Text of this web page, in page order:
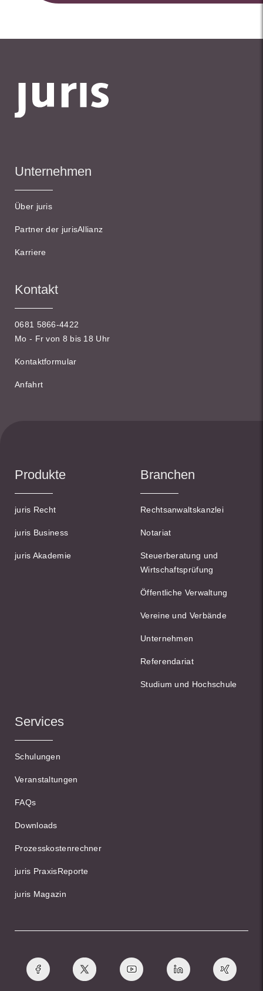
Unternehmen
Über juris
Partner der jurisAllianz
Karriere
Kontakt
0681 5866-4422
Mo - Fr von 8 bis 18 Uhr
Kontaktformular
Anfahrt
Produkte
juris Recht
juris Business
juris Akademie
Branchen
Rechtsanwaltskanzlei
Notariat
Steuerberatung und
Wirtschaftsprüfung
Öffentliche Verwaltung
Vereine und Verbände
Unternehmen
Referendariat
Studium und Hochschule
Services
Schulungen
Veranstaltungen
FAQs
Downloads
Prozesskostenrechner
juris PraxisReporte
juris Magazin